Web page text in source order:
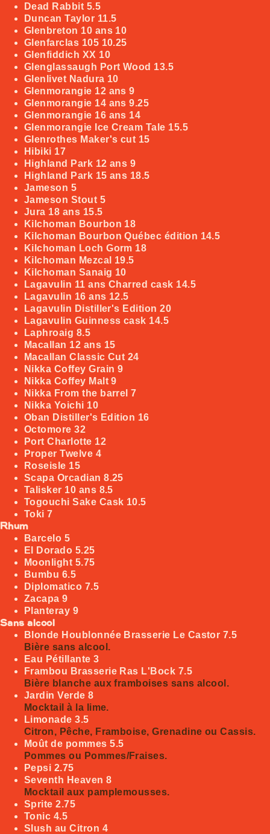
Dead Rabbit 5.5
Duncan Taylor 11.5
Glenbreton 10 ans 10
Glenfarclas 105 10.25
Glenfiddich XX 10
Glenglassaugh Port Wood 13.5
Glenlivet Nadura 10
Glenmorangie 12 ans 9
Glenmorangie 14 ans 9.25
Glenmorangie 16 ans 14
Glenmorangie Ice Cream Tale 15.5
Glenrothes Maker's cut 15
Hibiki 17
Highland Park 12 ans 9
Highland Park 15 ans 18.5
Jameson 5
Jameson Stout 5
Jura 18 ans 15.5
Kilchoman Bourbon 18
Kilchoman Bourbon Québec édition 14.5
Kilchoman Loch Gorm 18
Kilchoman Mezcal 19.5
Kilchoman Sanaig 10
Lagavulin 11 ans Charred cask 14.5
Lagavulin 16 ans 12.5
Lagavulin Distiller's Edition 20
Lagavulin Guinness cask 14.5
Laphroaig 8.5
Macallan 12 ans 15
Macallan Classic Cut 24
Nikka Coffey Grain 9
Nikka Coffey Malt 9
Nikka From the barrel7
Nikka Yoichi 10
Oban Distiller's Edition 16
Octomore32
Port Charlotte 12
Proper Twelve 4
Roseisle 15
Scapa Orcadian 8.25
Talisker 10 ans 8.5
Togouchi Sake Cask 10.5
Toki7
Rhum
Barcelo 5
El Dorado 5.25
Moonlight 5.75
Bumbu 6.5
Diplomatico 7.5
Zacapa9
Planteray 9
Sans alcool
Blonde Houblonnée Brasserie Le Castor 7.5
Bière sans alcool.
Eau Pétillante 3
Frambou Brasserie Ras L'Bock 7.5
Bière blanche aux framboises sans alcool.
Jardin Verde8
Mocktail à la lime.
Limonade3.5
Citron, Pêche, Framboise, Grenadine ou Cassis.
Moût de pommes 5.5
Pommes ou Pommes/Fraises.
Pepsi 2.75
Seventh Heaven8
Mocktail aux pamplemousses.
Sprite2.75
Tonic 4.5
Slush au Citron 4